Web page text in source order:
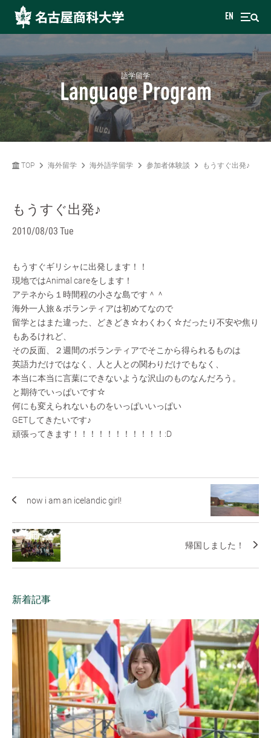
EN
語学留学
Language Program
TOP 海外留学 海外語学留学 参加者体験談 もうすぐ出発♪
もうすぐ出発♪
2010/08/03 Tue
もうすぐギリシャに出発します！！
現地ではAnimal careをします！
アテネから１時間程の小さな島です＾＾
海外一人旅＆ボランティアは初めてなので
留学とはまた違った、どきどき☆わくわく☆だったり不安や焦り
もあるけれど、
その反面、２週間のボランティアでそこから得られるものは
英語力だけではなく、人と人との関わりだけでもなく、
本当に本当に言葉にできないような沢山のものなんだろう。
と期待でいっぱいです☆
何にも変えられないものをいっぱいいっぱい
GETしてきたいです♪
頑張ってきます！！！！！！！！！！！:D
now i am an icelandic girl!
帰国しました！
新着記事